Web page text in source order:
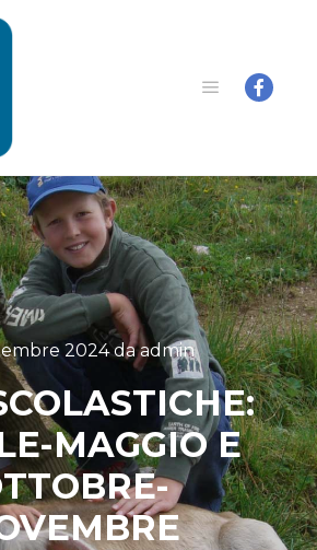
2024daadmin
MAGGIO E